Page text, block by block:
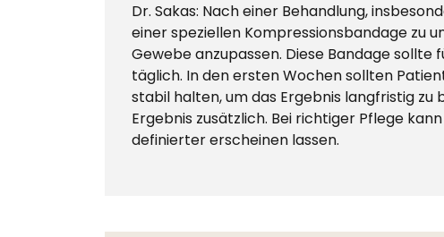
Dr. Sakas: Nach einer Behandlung,
einer speziellen Kompressionsbandage zu
Gewebe anzupassen. Diese Bandage
täglich. In den ersten Wochen sollten
stabil halten, um das Ergebnis langfristig zu
Ergebnis zusätzlich. Bei richtiger Pflege
definierter erscheinen lassen.